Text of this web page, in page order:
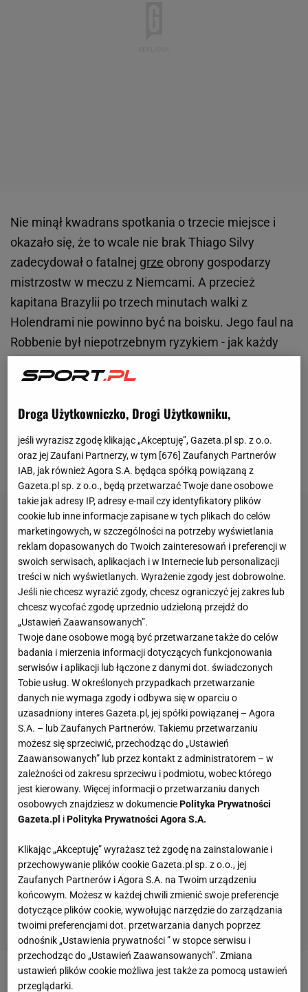
Nie minął kwadrans spotkania o trzecie miejsce i
okazało się, że to wcale nie brak Thiago Silvy
zadecydował o fatalnej grze obrony gospodarzy
mistrzostw w meczu z Niemcami. A przecież
kapitana Brazylii po trzech minutach walki z
Holendrami nie powinno być na boisku. Jego faul na
Robbenie był niepotrzebnym ryzykiem - jak każdy
zdecydowaną większość spotkania grać w
nam doskonale znany na tym mundialu, przez
niepotrzebną próbę zatrzymania kolumbijskiego
bramkarza musiał pauzować w półfinale.
Jest też David Luiz, obrońca tyleż spektakularny,
Droga Użytkowniczko, Drogi Użytkowniku,
jeśli wyrazisz zgodę klikając „Akceptuję”, Gazeta.pl sp. z o.o.
oraz jej Zaufani Partnerzy, w tym [676] Zaufanych Partnerów
IAB, jak również Agora S.A. będąca spółką powiązaną z
Gazeta.pl sp. z o.o., będą przetwarzać Twoje dane osobowe
takie jak adresy IP, adresy e-mail czy identyfikatory plików
cookie lub inne informacje zapisane w tych plikach do celów
marketingowych, w szczególności na potrzeby wyświetlania
reklam dopasowanych do Twoich zainteresowań i preferencji w
swoich serwisach, aplikacjach i w Internecie lub personalizacji
treści w nich wyświetlanych. Wyrażenie zgody jest dobrowolne.
Jeśli nie chcesz wyrazić zgody, chcesz ograniczyć jej zakres lub
chcesz wycofać zgodę uprzednio udzieloną przejdź do
„Ustawień Zaawansowanych”.
Twoje dane osobowe mogą być przetwarzane także do celów
badania i mierzenia informacji dotyczących funkcjonowania
serwisów i aplikacji lub łączone z danymi dot. świadczonych
Tobie usług. W określonych przypadkach przetwarzanie
danych nie wymaga zgody i odbywa się w oparciu o
uzasadniony interes Gazeta.pl, jej spółki powiązanej – Agora
S.A. – lub Zaufanych Partnerów. Takiemu przetwarzaniu
możesz się sprzeciwić, przechodząc do „Ustawień
Zaawansowanych” lub przez kontakt z administratorem – w
zależności od zakresu sprzeciwu i podmiotu, wobec którego
jest kierowany. Więcej informacji o przetwarzaniu danych
osobowych znajdziesz w dokumenciePolityka Prywatności
Gazeta.pl iPolityka Prywatności Agora S.A.
Klikając „Akceptuję” wyrażasz też zgodę na zainstalowanie i
przechowywanie plików cookie Gazeta.pl sp. z o.o., jej
Zaufanych Partnerów i Agora S.A. na Twoim urządzeniu
końcowym. Możesz w każdej chwili zmienić swoje preferencje
dotyczące plików cookie, wywołując narzędzie do zarządzania
twoimi preferencjami dot. przetwarzania danych poprzez
odnośnik „Ustawienia prywatności ” w stopce serwisu i
przechodząc do „Ustawień Zaawansowanych”. Zmiana
ustawień plików cookie możliwa jest także za pomocą ustawień
przeglądarki.